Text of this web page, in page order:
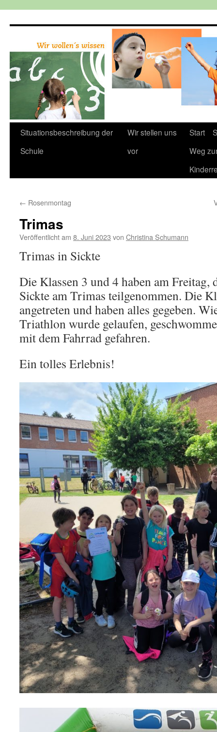
Situationsbeschreibung der
Schule
Wir stellen uns
vor
Start
Weg
← Rosenmontag
Trimas
Veröffentlicht am 8. Juni 2023 von Christina Schumann
Trimas in Sickte
Die Klassen 3 und 4 haben am Freitag,
Sickte am Trimas teilgenommen. Die
angetreten und haben alles gegeben.
Triathlon wurde gelaufen,
mit dem Fahrrad gefahren.
Ein tolles Erlebnis!